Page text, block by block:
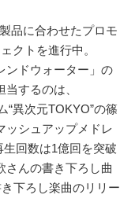
品に合わせたプロモ
クトを進行中。
ンドウォーター」の
するのは、
“異次元TOKYO”の篠
ッシュアップメドレ
回数は1億回を突破
さんの書き下ろし曲
下ろし楽曲のリリー